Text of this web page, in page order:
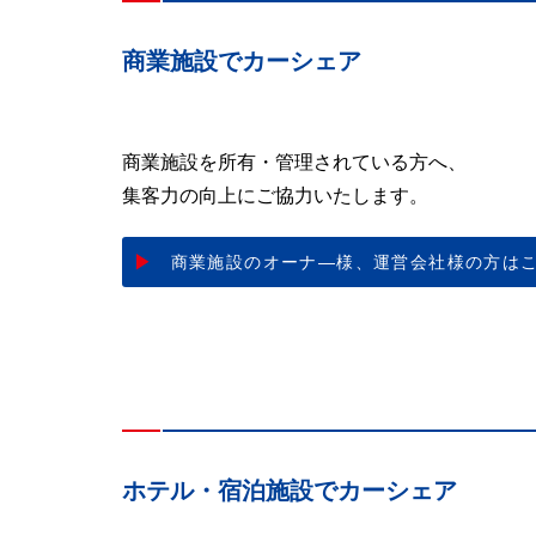
商業施設でカーシェア
商業施設を所有・管理されている方へ、
集客力の向上にご協力いたします。
商業施設のオーナ―様、 運営会社様の方は
ホテル・宿泊施設でカーシェア